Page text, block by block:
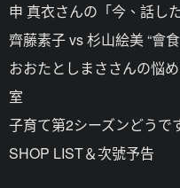
申 真衣さんの「今、話し
齊藤素子 vs 杉山絵美 “會
おおたとしまささんの悩
室
子育て第2シーズンどうで
SHOP LIST＆次號予告